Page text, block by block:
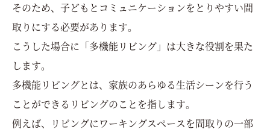
そのため、子どもとコミュニケーションをとりやすい間
取りにする必要があります。
こうした場合に「多機能リビング」は大きな役割を果た
します。
多機能リビングとは、家族のあらゆる生活シーンを行う
ことができるリビングのことを指します。
例えば、リビングにワーキングスペースを間取りの一部